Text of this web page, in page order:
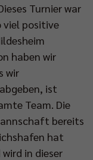
Turnier war
viel positive
haben wir
wir
ist
Team. Die
bereits
hat
in dieser